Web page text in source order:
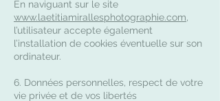
En naviguant sur le site
www.laetitiamirallesphotographie.com,
l’utilisateur accepte également
l’installation de cookies éventuelle sur son
ordinateur.
6. Données personnelles, respect de votre
vie privée et de vos libertés